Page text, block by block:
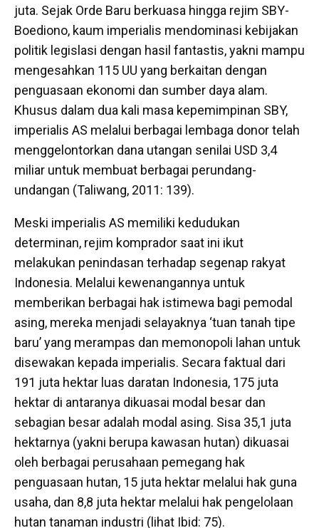
juta. Sejak Orde Baru berkuasa hingga rejim SBY-
Boediono, kaum imperialis mendominasi kebijakan
politik legislasi dengan hasil fantastis, yakni mampu
mengesahkan 115 UU yang berkaitan dengan
penguasaan ekonomi dan sumber daya alam.
Khusus dalam dua kali masa kepemimpinan SBY,
imperialis AS melalui berbagai lembaga donortelah
menggelontorkan dana utangan senilai USD 3,4
miliar untuk membuat berbagai perundang-
undangan (Taliwang, 2011: 139).
Meski imperialis AS memiliki kedudukan
determinan, rejim komprador saat ini ikut
melakukan penindasan terhadap segenap rakyat
Indonesia. Melalui kewenangannya untuk
memberikan berbagai hak istimewa bagi pemodal
asing, mereka menjadi selayaknya ‘tuan tanah tipe
baru’ yang merampas dan memonopoli lahan untuk
disewakan kepada imperialis. Secara faktual dari
191 juta hektar luas daratan Indonesia, 175 juta
hektar di antaranya dikuasai modal besar dan
sebagian besar adalah modal asing. Sisa 35,1 juta
hektarnya (yakni berupa kawasan hutan) dikuasai
oleh berbagai perusahaan pemegang hak
penguasaan hutan, 15 juta hektar melalui hak guna
usaha, dan 8,8 juta hektar melalui hak pengelolaan
hutan tanaman industri (lihat Ibid: 75).